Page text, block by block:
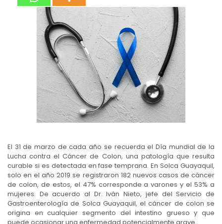
El 31 de marzo de cada año se recuerda el Día mundial de la
Lucha contra el Cáncer de Colon, una patología que resulta
curable si es detectada en fase temprana. En Solca Guayaquil,
solo en el año 2019 se registraron 182 nuevos casos de cáncer
de colon, de estos, el 47% corresponde a varones y el 53% a
mujeres. De acuerdo al Dr. Iván Nieto, jefe del Servicio de
Gastroenterología de Solca Guayaquil, el cáncer de colon se
origina en cualquier segmento del intestino grueso y que
puede ocasionar una enfermedad potencialmente grave.